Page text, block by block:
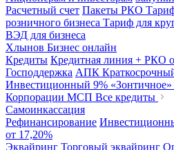
Расчетный счет Пакеты РКО
розничного бизнеса Тариф для
ВЭД для бизнеса
Хлынов Бизнес онлайн
Кредиты Кредитная линия + РКО
Господдержка АПК
Инвестиционный 9%
Корпорации МСП Все кредиты
Самоинкассация
Рефинансирование
от 17,20%
Эквайринг Торговый эквайринг